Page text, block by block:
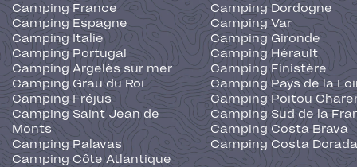
Camping France
Camping Espagne
Camping Italie
Camping Portugal
Camping Argelès sur mer
Camping Grau du Roi
Camping Fréjus
Camping Saint Jean de
Monts
Camping Palavas
Camping Côte Atlantique
Camping Dordogne
Camping Var
Camping Gironde
Camping Hérault
Camping Finistère
Camping Pays de la
Camping Poitou
Camping Sud de la
Camping Costa Brava
Camping Costa Dorada